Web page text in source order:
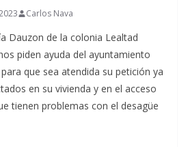
Carlos Nava
Dauzon de la colonia Lealtad
piden ayuda del ayuntamiento
que sea atendida su petición ya
en su vivienda y en el acceso
tienen problemas con el desagüe